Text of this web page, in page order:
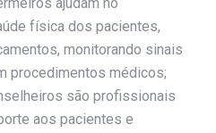
ajudam no
física dos pacientes,
monitorando sinais
procedimentos médicos;
são profissionais
aos pacientes e